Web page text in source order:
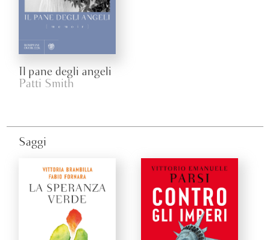
Il pane degli angeli
Patti Smith
Saggi